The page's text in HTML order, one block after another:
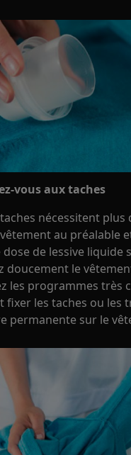
vous aux taches
nécessitent plus
au préalable
de lessive liquide
doucement le
les programmes très
fixer les taches ou les
permanente sur le